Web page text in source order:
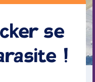
se
!